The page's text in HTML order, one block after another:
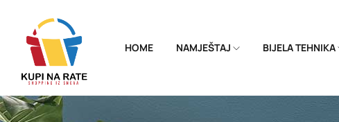
HOME NAMJEŠTAJ BIJELA TEHNIKA